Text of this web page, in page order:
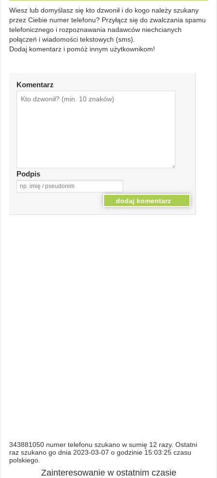
Wiesz lub domyślasz się kto dzwonił i do kogo należy szukany
przez Ciebie numer telefonu? Przyłącz się do zwalczania spamu
telefonicznego i rozpoznawania nadawców niechcianych
połączeń i wiadomości tekstowych (sms).
Dodaj komentarz i pomóż innym użytkownikom!
Komentarz
Podpis
343881050 numer telefonu szukano w sumię 12 razy. Ostatni
raz szukano go dnia 2023-03-07 o godzinie 15:03:25 czasu
polskiego.
Zainteresowanie w ostatnim czasie